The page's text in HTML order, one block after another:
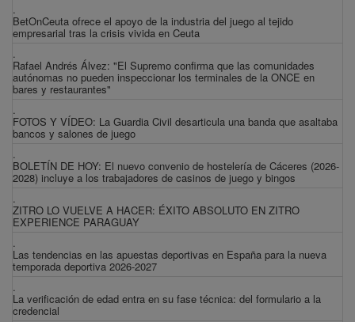
.
BetOnCeuta ofrece el apoyo de la industria del juego al tejido
empresarial tras la crisis vivida en Ceuta
.
Rafael Andrés Álvez: "El Supremo confirma que las comunidades
autónomas no pueden inspeccionar los terminales de la ONCE en
bares y restaurantes"
.
FOTOS Y VÍDEO: La Guardia Civil desarticula una banda que asaltaba
bancos y salones de juego
.
BOLETÍN DE HOY: El nuevo convenio de hostelería de Cáceres (2026-
2028) incluye a los trabajadores de casinos de juego y bingos
.
ZITRO LO VUELVE A HACER: ÉXITO ABSOLUTO EN ZITRO
EXPERIENCE PARAGUAY
.
Las tendencias en las apuestas deportivas en España para la nueva
temporada deportiva 2026-2027
.
La verificación de edad entra en su fase técnica: del formulario a la
credencial